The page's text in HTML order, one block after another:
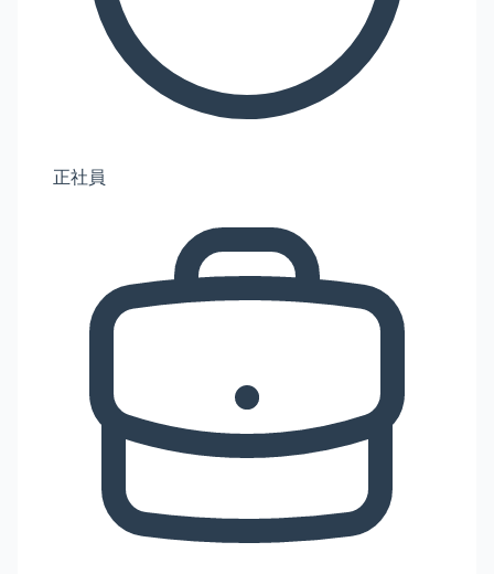
正社員